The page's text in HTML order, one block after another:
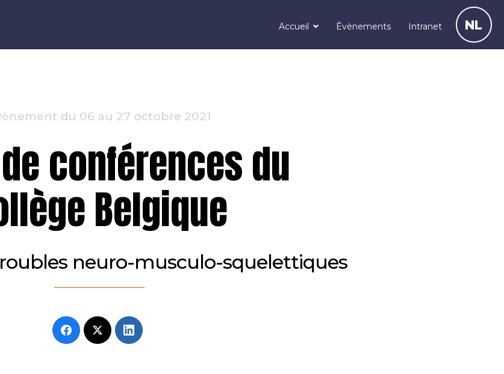
Accueil Évènements Intranet NL
du 06 au 27 octobre 2021
conférences du
Belgique
neuro-musculo-squelettiques